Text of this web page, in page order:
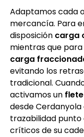
Adaptamos cada
mercancía. Para
disposición carga
mientras que
carga
evitando los
tradicional.
activamos un
desde
trazabilidad
críticos de su